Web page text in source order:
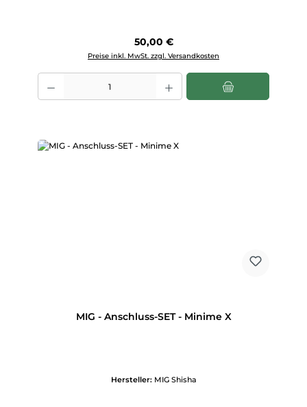
Regulärer Preis:
50,00 €
Preise inkl. MwSt. zzgl. Versandkosten
Produkt Anzahl: Gib den gewünschten Wert ein oder benutze die
MIG - Anschluss-SET - Minime X
Hersteller: MIG Shisha